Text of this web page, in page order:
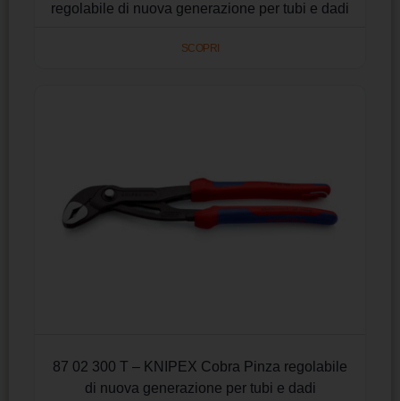
regolabile di nuova generazione per tubi e dadi
SCOPRI
87 02 300 T – KNIPEX Cobra Pinza regolabile
di nuova generazione per tubi e dadi